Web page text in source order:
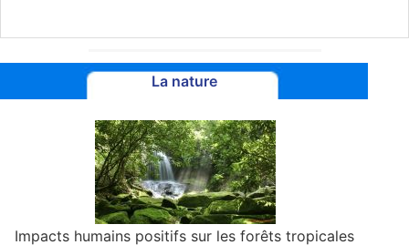
La nature
Impacts humains positifs sur les forêts tropicales